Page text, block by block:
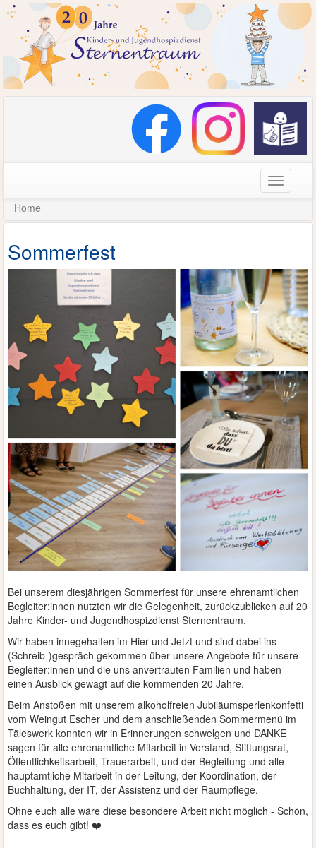
Home
Sommerfest
Bei unserem diesjährigen Sommerfest für unsere ehrenamtlichen
Begleiter:innen nutzten wir die Gelegenheit, zurückzublicken auf 20
Jahre Kinder- und Jugendhospizdienst Sternentraum.
Wir haben innegehalten im Hier und Jetzt und sind dabei ins
(Schreib-)gespräch gekommen über unsere Angebote für unsere
Begleiter:innen und die uns anvertrauten Familien und haben
einen Ausblick gewagt auf die kommenden 20 Jahre.
Beim Anstoßen mit unserem alkoholfreien Jubiläumsperlenkonfetti
vom Weingut Escher und dem anschließenden Sommermenü im
Täleswerk konnten wir in Erinnerungen schwelgen und DANKE
sagen für alle ehrenamtliche Mitarbeit in Vorstand, Stiftungsrat,
Öffentlichkeitsarbeit, Trauerarbeit, und der Begleitung und alle
hauptamtliche Mitarbeit in der Leitung, der Koordination, der
Buchhaltung, der IT, der Assistenz und der Raumpflege.
Ohne euch alle wäre diese besondere Arbeit nicht möglich - Schön,
dass es euch gibt! ❤️